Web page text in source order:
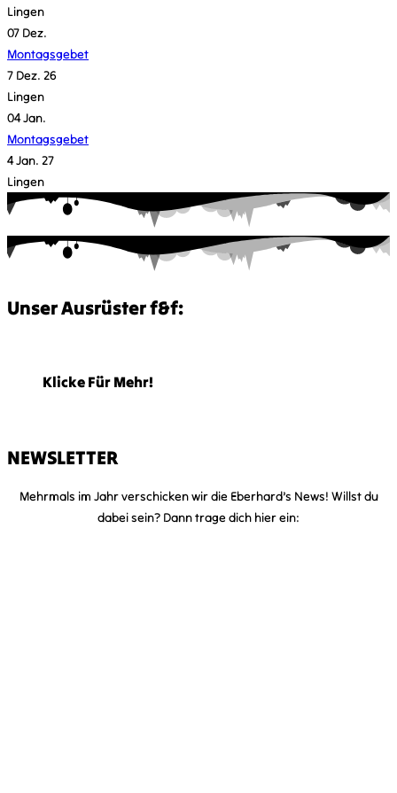
Lingen
07 Dez.
Montagsgebet
7 Dez. 26
Lingen
04Jan.
Montagsgebet
4 Jan. 27
Lingen
Unser Ausrüster f&f:
Klicke Für Mehr!
NEWSLETTER
Mehrmals im Jahr verschicken wir die Eberhard’s News! Willst du
dabei sein? Dann trage dich hier ein: